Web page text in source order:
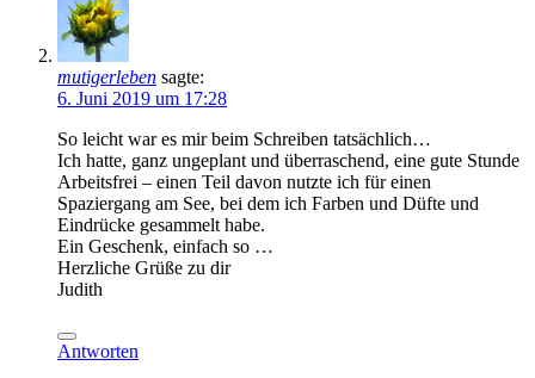
mutigerleben sagte:
6. Juni 2019 um 17:28
So leicht war es mir beim Schreiben tatsächlich…
Ich hatte, ganz ungeplant und überraschend, eine gute Stunde
Arbeitsfrei – einen Teil davon nutzte ich für einen
Spaziergang am See, bei dem ich Farben und Düfte und
Eindrücke gesammelt habe.
Ein Geschenk, einfach so …
Herzliche Grüße zu dir
Judith
Antworten